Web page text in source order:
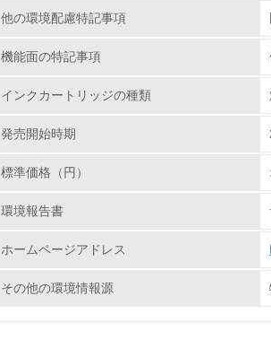
16. <L2> 環境負荷ができるだけ
19. <L1> 廃棄物の発生量の削減
他の環境配慮特記事項
機能面の特記事項
インクカートリッジの種類
発売開始時期
標準価格（円）
環境報告書
ホームページアドレス
その他の環境情報源